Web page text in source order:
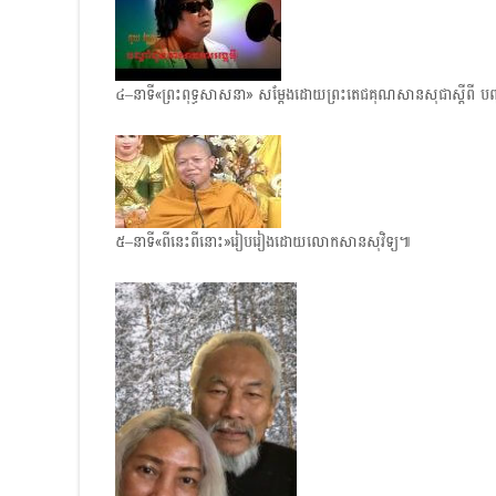
៤–នាទី«ព្រះពុទ្ធសាសនា» សម្តែងដោយព្រះតេជគុណសានសុជាស្តីពី បញ្
៥–នាទី«ពីនេះពីនោះ»រៀបរៀងដោយលោកសានសុវិទ្យ៕